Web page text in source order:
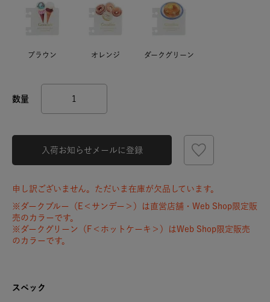
ブラウン オレンジ ダークグリーン
入荷お知らせメールに登録
申し訳ございません。ただいま在庫が欠品しています。
※ダークブルー（E＜サンデー＞）は直営店舗・Web Shop限定販
売のカラーです。
※ダークグリーン（F＜ホットケーキ＞）はWeb Shop限定販売
のカラーです。
スペック